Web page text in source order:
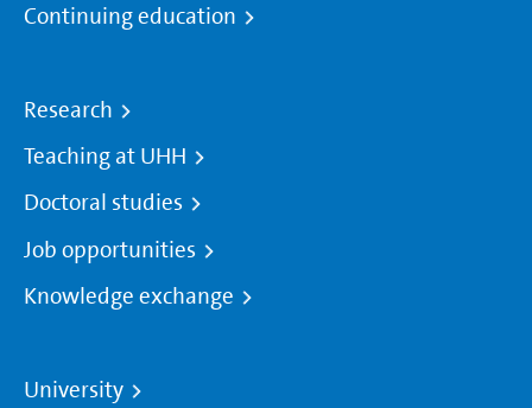
Continuing education
Research
Teaching at UHH
Doctoral studies
Job opportunities
Knowledge exchange
University